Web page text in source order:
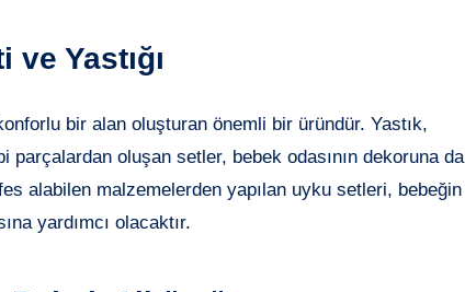
Yastığı
bir alan oluşturan önemli bir üründür. Yastık,
parçalardan oluşan setler, bebek odasının dekoruna da
alabilen malzemelerden yapılan uyku setleri, bebeğin
yardımcı olacaktır.